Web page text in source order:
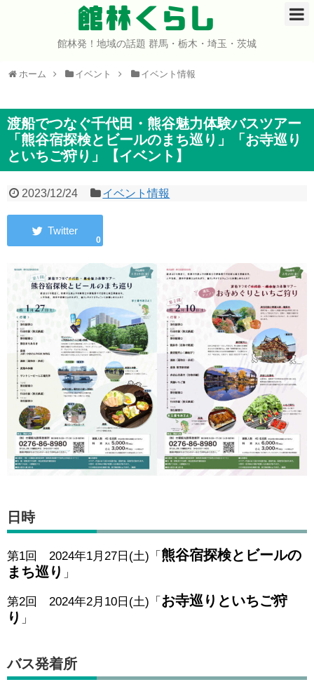
館林くらし
館林発！地域の話題 群馬・栃木・埼玉・茨城
ホーム イベント イベント情報
渡船でつなぐ千代田・熊谷魅力体験バスツアー
「熊谷宿探検とビールのまち巡り」「お寺巡り
といちご狩り」【イベント】
2023/12/24 イベント情報
0
日時
第1回 2024年1月27日(土)「 熊谷宿探検とビールの
まち巡り 」
第2回 2024年2月10日(土)「 お寺巡りといちご狩
り 」
バス発着所
ホーム
イベント
グルメ
ショップ
まとめ
宇宙よりも遠い場所